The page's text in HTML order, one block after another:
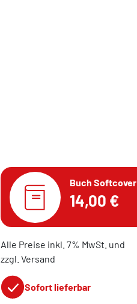
Buch Softcover
14,00 €
Alle Preise inkl. 7% MwSt. und
zzgl. Versand
Sofort lieferbar